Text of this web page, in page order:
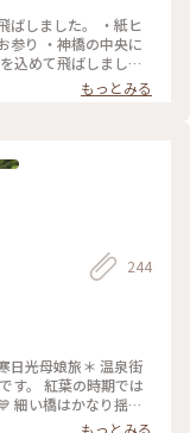
ばしました。 ・紙ヒ
参り ・神橋の中央に
込めて飛ばしました
一機¥100です。
ことりっぷ日光#日光
もっとみる
244
日光母娘旅＊ 温泉街
す。 紅葉の時期では
細い橋はかなり揺れ
でした🥶 宇都宮と違
もっとみる